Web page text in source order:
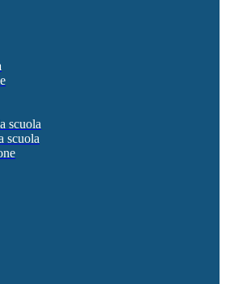
scuola
scuola